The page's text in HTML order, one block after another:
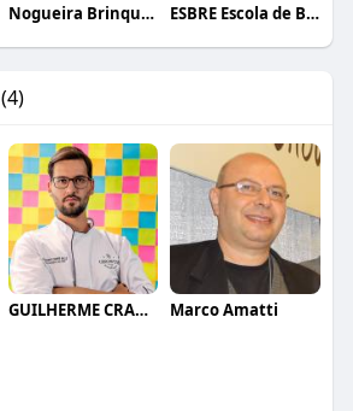
Nogueira Brinquedos ESBRE Escola de Bares e Restaurantes
(4)
GUILHERME CRAMER BALLE Marco Amatti